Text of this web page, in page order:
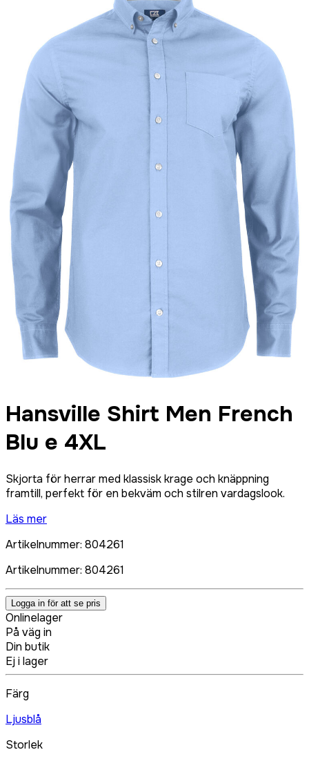
Hansville Shirt Men French
Blu e 4XL
Skjorta för herrar med klassisk krage och knäppning
framtill, perfekt för en bekväm och stilren vardagslook.
Läs mer
Artikelnummer: 804261
Artikelnummer: 804261
Logga in för att se pris
Onlinelager
På väg in
Din butik
Ej i lager
Färg
Ljusblå
Storlek